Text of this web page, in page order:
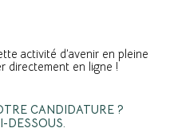
activité d’avenir en pleine
directement en ligne !
CANDIDATURE ?
DESSOUS.